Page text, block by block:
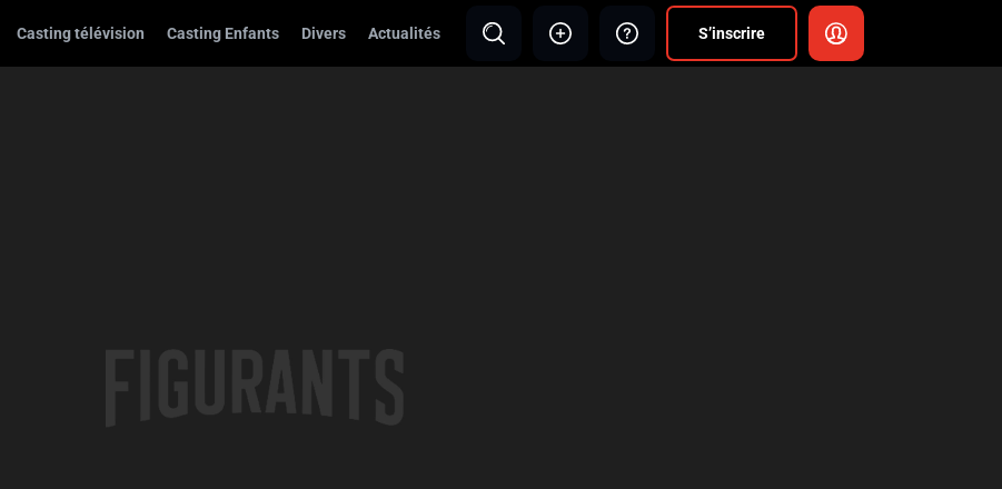
Casting télévision Casting Enfants Divers Actualités S’inscrire